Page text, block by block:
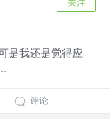
是我还是觉得应
评论